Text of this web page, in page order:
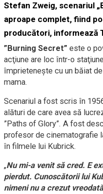
Stefan Zweig, scenariul
aproape complet, fiind
producători, informează
”Burning Secret” este o
acţiune are loc într-o
împrieteneşte cu un băiat
mama.
Scenariul a fost scris în
alături de care avea să
”Paths of Glory”. A fost
profesor de cinematografie
în filmele lui Kubrick.
„Nu mi-a venit să cred. E
pierdut. Cunoscătorii lui
nimeni nu a crezut